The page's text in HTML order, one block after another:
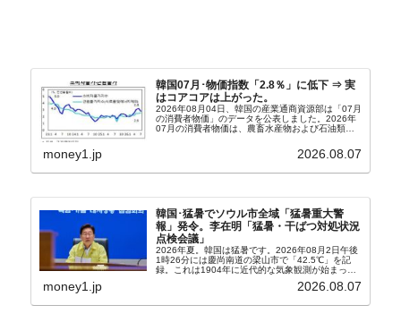
韓国07月･物価指数「2.8％」に低下 ⇒ 実
はコアコアは上がった。
2026年08月04日、韓国の産業通商資源部は「07月
の消費者物価」のデータを公表しました。2026年
07月の消費者物価は、農畜水産物および石油類の
2.8％上昇（06月は3.2％）となり、上昇率は前...
money1.jp 2026.08.07
韓国･猛暑でソウル市全域「猛暑重大警
報」発令。李在明「猛暑・干ばつ対処状況
点検会議」
2026年夏。韓国は猛暑です。2026年08月2日午後
1時26分には慶尚南道の梁山市で「42.5℃」を記
録。これは1904年に近代的な気象観測が始まって
以来の韓国史上最高気温です。08月04日には、ソ
ウル市全域への「猛暑重大警報」が発令され...
money1.jp 2026.08.07